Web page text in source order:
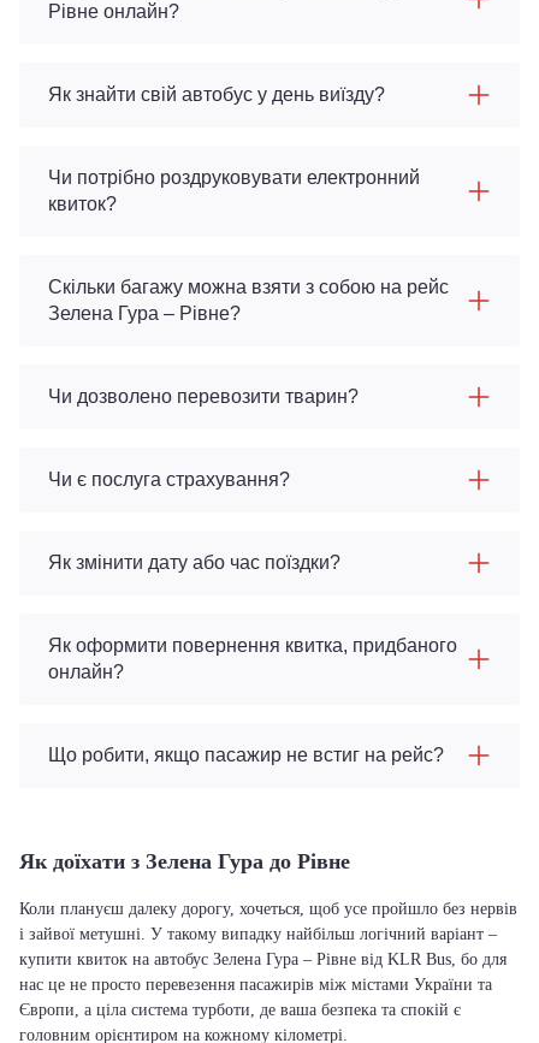
Рівне онлайн?
Як знайти свій автобус у день виїзду?
Чи потрібно роздруковувати електронний
квиток?
Скільки багажу можна взяти з собою на рейс
Зелена Гура – Рівне?
Чи дозволено перевозити тварин?
Чи є послуга страхування?
Як змінити дату або час поїздки?
Як оформити повернення квитка, придбаного
онлайн?
Що робити, якщо пасажир не встиг на рейс?
Як доїхати з Зелена Гура до Рівне
Коли плануєш далеку дорогу, хочеться, щоб усе пройшло без нервів
і зайвої метушні. У такому випадку найбільш логічний варіант –
купити квиток на автобус Зелена Гура – Рівне від KLR Bus, бо для
нас це не просто перевезення пасажирів між містами України та
Європи, а ціла система турботи, де ваша безпека та спокій є
головним орієнтиром на кожному кілометрі.